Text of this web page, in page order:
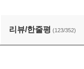
리뷰/한줄평 (123/352)